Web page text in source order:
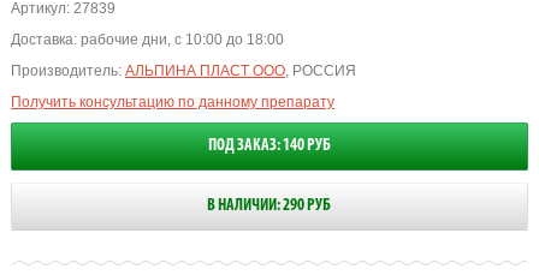
Артикул:27839
Доставка: рабочие дни, с 10:00 до 18:00
Производитель: АЛЬПИНА ПЛАСТ ООО, РОССИЯ
Получить консультацию по данному препарату
ПОД ЗАКАЗ: 140 РУБ
В НАЛИЧИИ: 290 РУБ